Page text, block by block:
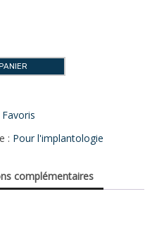
Favoris
: Pour l'implantologie
complémentaires